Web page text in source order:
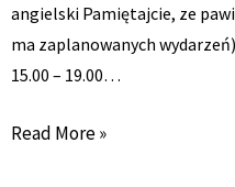
angielski Pamiętajcie, ze
ma zaplanowanych
15.00 – 19.00…
Read More »